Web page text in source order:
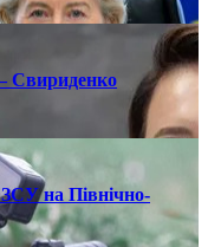
Свириденко
на Північно-